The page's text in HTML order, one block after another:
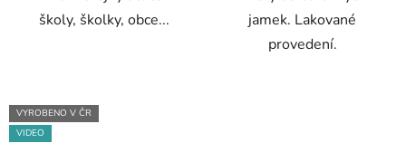
školy, školky, obce...
jamek. Lakované
provedení.
VYROBENO V ČR
VIDEO